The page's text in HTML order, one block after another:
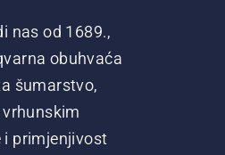
nas od 1689.,
obuhvaća
šumarstvo,
i primjenjivost